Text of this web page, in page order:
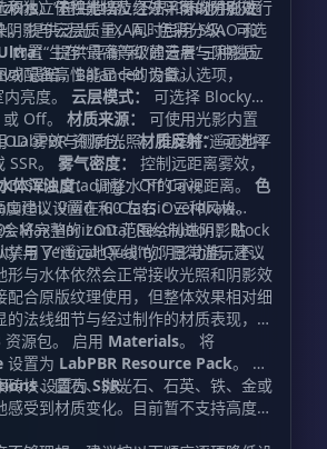
）”在主世界、下界和末地中的远
。 提供泛光、FXAA、色彩分级、可选
置“生存”“平衡”和“建造者”三种独立
积水、体积光以及经过平衡的阴影效
影与云层质量，同时启用 SSAO 和
：提供最高等级的云层与阴影质
或配备高性能显卡的设备。
项独立于性能档位之外，可以分别进行
最暗，Balanced 为默认选项，
亮度。 云层模式：
可选择 Blocky
Off。 材质来源：
可使用光影内置
LabPBR 资源包。材质反射：可选择
。 雾气密度：
控制远距离雾效，
体浑浊度：调整水下的可视距离。 色
、Vivid 和 Classic 三种风格。
雾效与侧向光照。推荐将“遥远地平
Side Shading：Off Cave
建议设置在60左右 Overdraw
Max Horizontal Resolution：Block
与 Vertical Quality：日常游玩建议
会将完整的 LOD 范围绘制进阴影贴
禁用了“遥远地平线”的阴影功能。不
形与水体依然会正常接收光照和阴影效
配合原版纹理使用，但整体效果相对细
的法线细节与经过制作的材质表现，请
资源包。 启用 Materials。 将
设置为 LabPBR Resource Pack。 将
设置为SSR。
砖块、圆石、抛光石、石英、铁、金或
感受到材质变化。目前暂不支持高度贴